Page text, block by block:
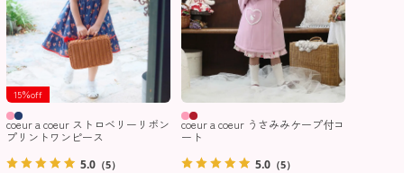
15％off
coeur a coeur ストロベリーリボン
プリントワンピース
5.0 （5）
coeur a coeur うさみみケープ付コ
ート
5.0 （5）